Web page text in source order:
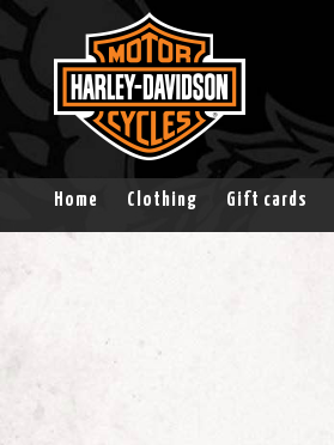
Home Clothing Gift cards